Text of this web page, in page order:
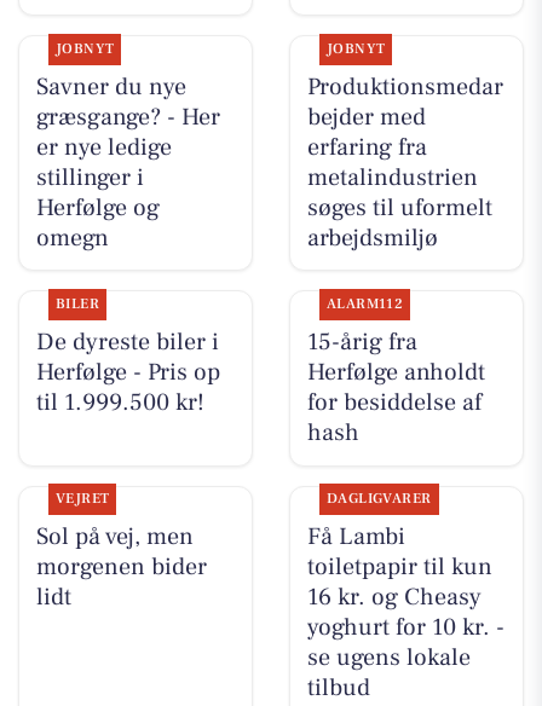
JOBNYT
Savner du nye
græsgange? - Her
er nye ledige
stillinger i
Herfølge og
omegn
JOBNYT
Produktionsmedar
bejder med
erfaring fra
metalindustrien
søges til uformelt
arbejdsmiljø
BILER
De dyreste biler i
Herfølge - Pris op
til 1.999.500 kr!
ALARM112
15-årig fra
Herfølge anholdt
for besiddelse af
hash
VEJRET
Sol på vej, men
morgenen bider
lidt
DAGLIGVARER
Få Lambi
toiletpapir til kun
16 kr. og Cheasy
yoghurt for 10 kr. -
se ugens lokale
tilbud